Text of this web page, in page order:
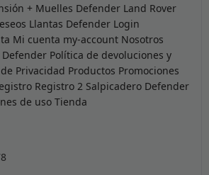
+ Muelles Defender Land Rover
Llantas Defender Login
Mi cuenta my-account Nosotros
Política de devoluciones y
Privacidad Productos Promociones
Registro 2 Salpicadero Defender
de uso Tienda